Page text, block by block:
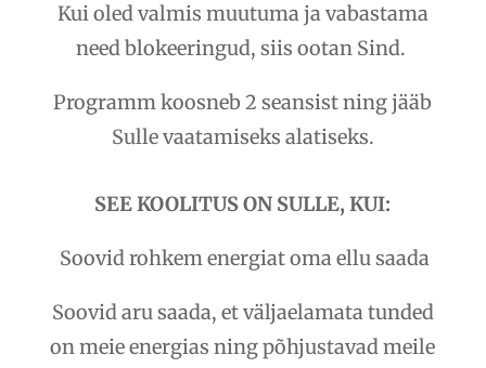
Kui oled valmis muutuma ja vabastama
need blokeeringud, siis ootan Sind.
Programm koosneb 2 seansist ning jääb
Sulle vaatamiseks alatiseks.
SEE KOOLITUS ON SULLE, KUI:
Soovid rohkem energiat oma ellu saada
Soovid aru saada, et väljaelamata tunded
on meie energias ning põhjustavad meile